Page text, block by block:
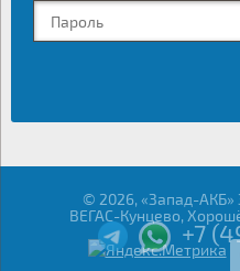
© 2026, «Запад-АКБ»
ВЕГАС-Кунцево,
+7